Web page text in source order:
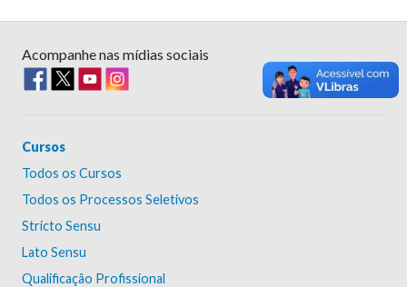
Acompanhe nas mídias sociais
Cursos
Todos os Cursos
Todos os Processos Seletivos
Stricto Sensu
Lato Sensu
Qualificação Profissional